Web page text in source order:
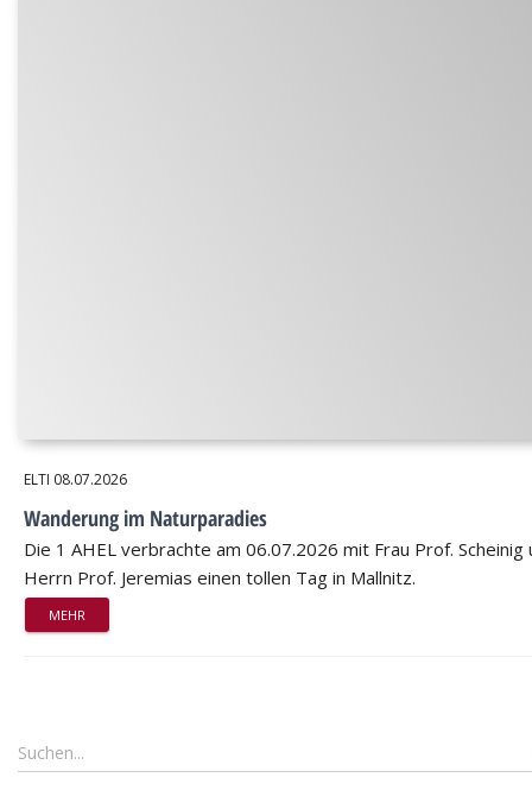
ELTI 08.07.2026
Wanderung im Naturparadies
Die 1 AHEL verbrachte am 06.07.2026 mit Frau Prof. Scheinig
Herrn Prof. Jeremias einen tollen Tag in Mallnitz.
MEHR